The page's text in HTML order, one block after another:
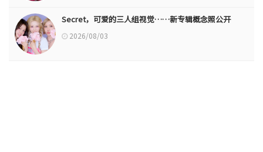
Secret，可爱的三人组视觉……新专辑概念照公开
2026/08/03